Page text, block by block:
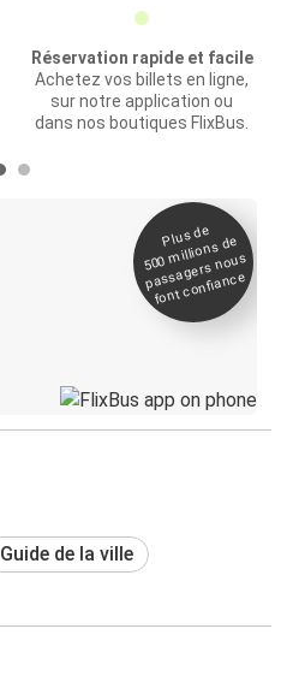
Réservation rapide et facile
Achetez vos billets en ligne,
sur notre application ou
dans nos boutiques FlixBus.
Plus de
500
millions de
passagers nous
font confiance
Guide de la ville